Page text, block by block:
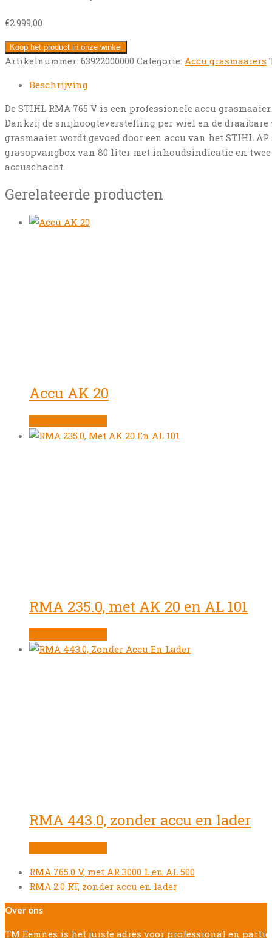
€2.999,00
Koop het product in onze winkel
Artikelnummer: 63922000000 Categorie: Accu grasmaaiers
Beschrijving
De STIHL RMA 765 V is een professionele accu
Dankzij de snijhoogteverstelling per wiel en de
grasmaaier wordt gevoed door een accu van het STIHL
grasopvangbox van 80 liter met inhoudsindicatie en twee
accuschacht.
Gerelateerde producten
Accu AK 20
RMA 235.0, met AK 20 en AL 101
RMA 443.0, zonder accu en lader
previous
post:
RMA 765.0 V, met AR 3000 L en AL 500
next
post:
RMA 2.0 RT, zonder accu en lader
Over ons
TM Eemnes is het juiste adres voor professional en